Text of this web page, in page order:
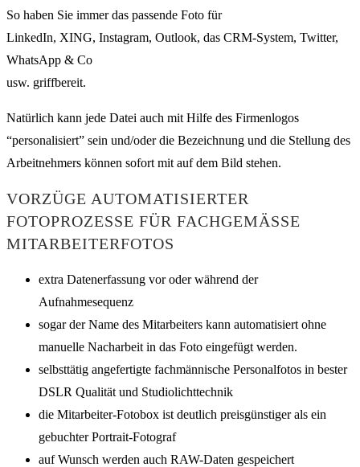
So haben Sie immer das passende Foto für
LinkedIn, XING, Instagram, Outlook, das CRM-System, Twitter,
WhatsApp & Co
usw. griffbereit.
Natürlich kann jede Datei auch mit Hilfe des Firmenlogos
“personalisiert” sein und/oder die Bezeichnung und die Stellung des
Arbeitnehmers können sofort mit auf dem Bild stehen.
VORZÜGE AUTOMATISIERTER
FOTOPROZESSE FÜR FACHGEMÄSSE M
ITARBEITERFOTOS
extra Datenerfassung vor oder während der
Aufnahmesequenz
sogar der Name des Mitarbeiters kann automatisiert ohne
manuelle Nacharbeit in das Foto eingefügt werden.
selbsttätig angefertigte fachmännische Personalfotos in bester
DSLR Qualität und Studiolichttechnik
die Mitarbeiter-Fotobox ist deutlich preisgünstiger als ein
gebuchter Portrait-Fotograf
auf Wunsch werden auch RAW-Daten gespeichert